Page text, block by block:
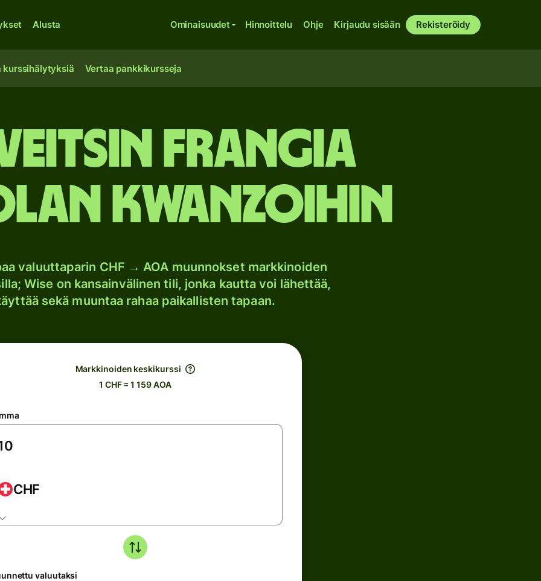
Alusta Ominaisuudet Hinnoittelu Ohje Kirjaudu sisään Rekisteröidy
kurssihälytyksiä Vertaa pankkikursseja
frangia
kwanzoihin
valuuttaparin CHF → AOA muunnokset markkinoiden
Wise on kansainvälinen tili, jonka kautta voi lähettää,
sekä muuntaa rahaa paikallisten tapaan.
Markkinoiden keskikurssi
1 CHF = 1 159 AOA
CHF
valuutaksi